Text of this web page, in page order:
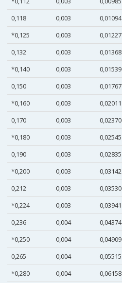
0,118
0,003 0,01094
*0,125
0,003 0,01227
0,132
0,003 0,01368
*0,140
0,003 0,01539
0,150
0,003 0,01767
*0,160
0,003 0,02011
0,170
0,003 0,02370
*0,180
0,003 0,02545
0,190
0,003 0,02835
*0,200
0,003 0,03142
0,212
0,003 0,03530
*0,224
0,003 0,03941
0,236
0,004 0,04374
*0,250
0,004 0,04909
0,265
0,004 0,05515
*0,280
0,004 0,06158